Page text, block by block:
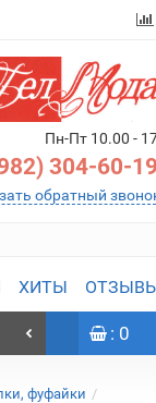
Пн-Пт 10.00 -
304-60-19
обратный
ХИТЫ
: 0
фуфайки